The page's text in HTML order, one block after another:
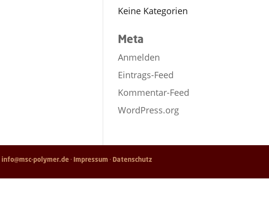
Keine Kategorien
Meta
Anmelden
Eintrags-Feed
Kommentar-Feed
WordPress.org
info@msc-polymer.de · Impressum · Datenschutz